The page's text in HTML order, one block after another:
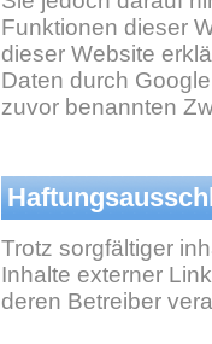
Funktionen dieser
dieser Website
Daten durch
zuvor benannten
Trotz sorgfältiger
Inhalte externer
deren Betreiber